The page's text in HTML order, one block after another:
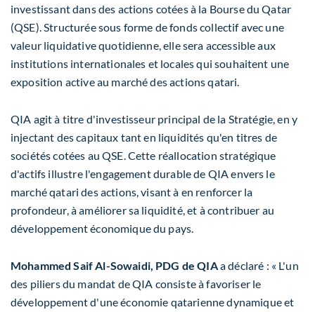
investissant dans des actions cotées à la Bourse duQatar
(QSE). Structurée sous forme de fonds collectif avec une
valeur liquidative quotidienne, elle sera accessible aux
institutions internationales et locales qui souhaitent une
exposition active au marché des actions qatari.
QIA agit à titre d'investisseur principal de la Stratégie, en y
injectant des capitaux tant en liquidités qu'en titres de
sociétés cotées au QSE. Cette réallocation stratégique
d'actifs illustre l'engagement durable de QIA envers le
marché qatari des actions, visant à en renforcer la
profondeur, à améliorer sa liquidité, et à contribuer au
développement économique du pays.
Mohammed Saif Al-Sowaidi, PDG de QIAa déclaré : « L'un
des piliers du mandat de QIA consiste à favoriser le
développement d'une économie qatarienne dynamique et